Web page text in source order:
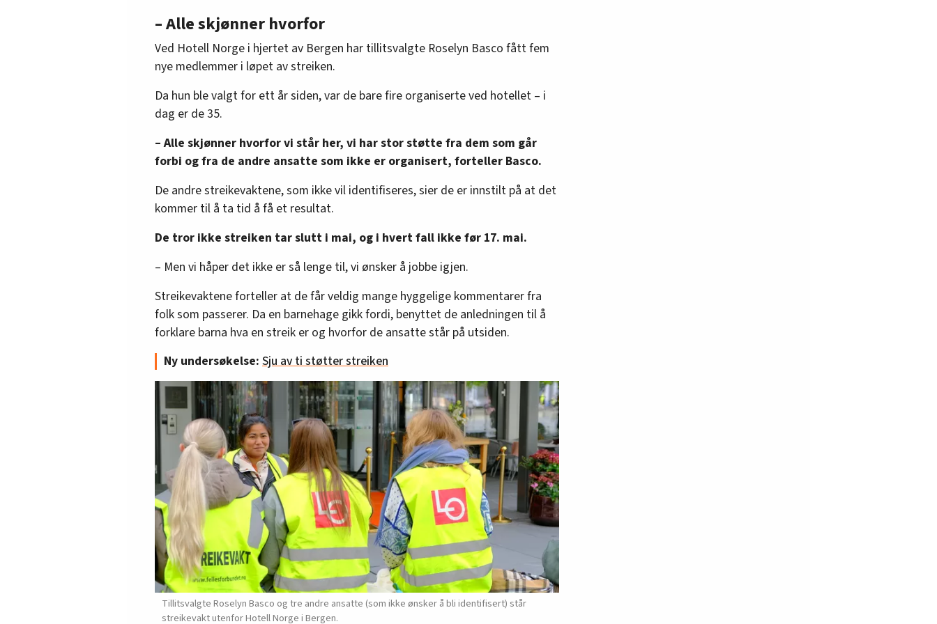
tilknyttet olje/gass-anlegg på land.
Totalt har Fellesforbundet 10.009 medlemmer på disse tre
overenskomstene per 1. mai 2026.
– Alle skjønner hvorfor
Ved Hotell Norge i hjertet av Bergen har tillitsvalgte Roselyn Basco fått fem
nye medlemmer i løpet av streiken.
Da hun ble valgt for ett år siden, var de bare fire organiserte ved hotellet – i
dag er de 35.
– Alle skjønner hvorfor vi står her, vi har stor støtte fra dem som går
forbi og fra de andre ansatte som ikke er organisert, forteller Basco.
De andre streikevaktene, som ikke vil identifiseres, sier de er innstilt på at det
kommer til å ta tid å få et resultat.
De tror ikke streiken tar slutt i mai, og i hvert fall ikke før 17. mai.
– Men vi håper det ikke er så lenge til, vi ønsker å jobbe igjen.
Streikevaktene forteller at de får veldig mange hyggelige kommentarer fra
folk som passerer. Da en barnehage gikk fordi, benyttet de anledningen til å
forklare barna hva en streik er og hvorfor de ansatte står på utsiden.
Ny undersøkelse: Sju av ti støtter streiken
Tillitsvalgte Roselyn Basco og tre andre ansatte (som ikke ønsker å bli identifisert) står
streikevakt utenfor Hotell Norge i Bergen.